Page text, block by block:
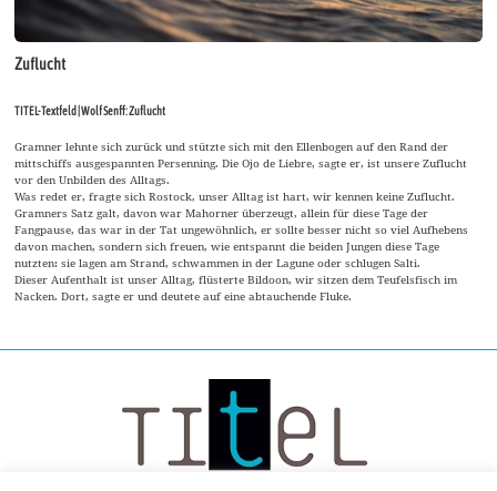
Zuflucht
TITEL-Textfeld | Wolf Senff: Zuflucht
Gramner lehnte sich zurück und stützte sich mit den Ellenbogen auf den Rand der
mittschiffs ausgespannten Persenning. Die Ojo de Liebre, sagte er, ist unsere Zuflucht
vor den Unbilden des Alltags.
Was redet er, fragte sich Rostock, unser Alltag ist hart, wir kennen keine Zuflucht.
Gramners Satz galt, davon war Mahorner überzeugt, allein für diese Tage der
Fangpause, das war in der Tat ungewöhnlich, er sollte besser nicht so viel Aufhebens
davon machen, sondern sich freuen, wie entspannt die beiden Jungen diese Tage
nutzten: sie lagen am Strand, schwammen in der Lagune oder schlugen Salti.
Dieser Aufenthalt ist unser Alltag, flüsterte Bildoon, wir sitzen dem Teufelsfisch im
Nacken. Dort, sagte er und deutete auf eine abtauchende Fluke.